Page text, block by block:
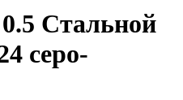
Стальной
серо-